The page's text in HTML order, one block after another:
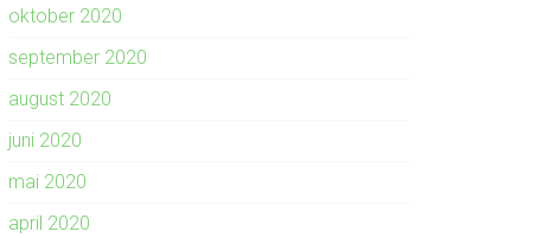
oktober 2020
september 2020
august 2020
juni 2020
mai 2020
april 2020